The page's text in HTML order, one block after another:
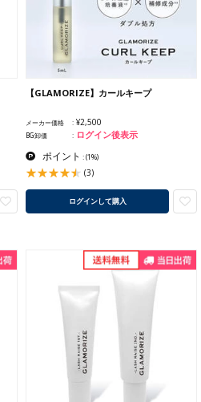
【GLAMORIZE】カールキープ
メーカー価格 ¥2,500
BG卸価 ログイン後表示
ポイント :(1%)
(3)
ログインして購入